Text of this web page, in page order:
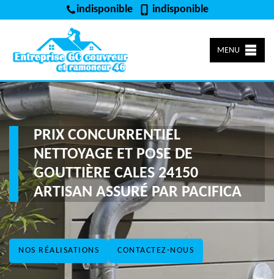
indisponible indisponible
MENU
NOS RÉALISATIONS CONTACTEZ-NOUS
PRIX CONCURRENTIEL
NETTOYAGE ET POSE DE
GOUTTIÈRE CALES 24150
ARTISAN ASSURÉ PAR PACIFICA